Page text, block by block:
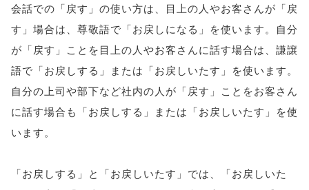
会話での「戻す」の使い方は、目上の人やお客さんが「戻
す」場合は、尊敬語で「お戻しになる」を使います。自分
が「戻す」ことを目上の人やお客さんに話す場合は、謙譲
語で「お戻しする」または「お戻しいたす」を使います。
自分の上司や部下など社内の人が「戻す」ことをお客さん
に話す場合も「お戻しする」または「お戻しいたす」を使
います。
「お戻しする」と「お戻しいたす」では、「お戻しいた